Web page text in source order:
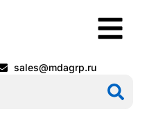
sales@mdagrp.ru